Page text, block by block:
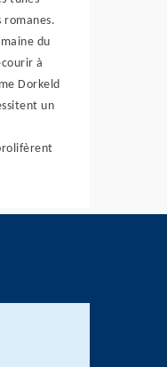
romanes.
du
à
Dorkeld
un